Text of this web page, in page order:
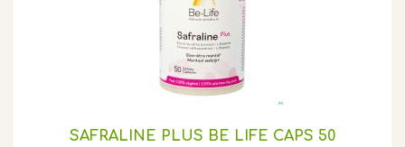
SAFRALINE PLUS BE LIFE CAPS 50